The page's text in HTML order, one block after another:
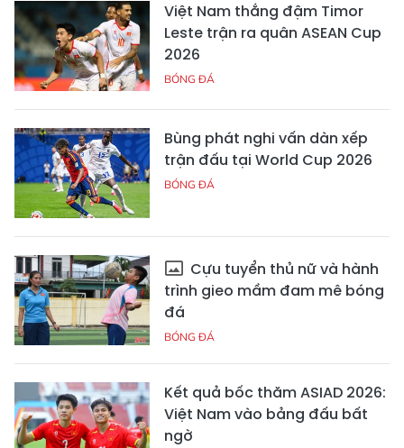
Việt Nam thắng đậm Timor
Leste trận ra quân ASEAN Cup
2026
BÓNG ĐÁ
Bùng phát nghi vấn dàn xếp
trận đấu tại World Cup 2026
BÓNG ĐÁ
Cựu tuyển thủ nữ và hành
trình gieo mầm đam mê bóng
đá
BÓNG ĐÁ
Kết quả bốc thăm ASIAD 2026:
Việt Nam vào bảng đấu bất
ngờ